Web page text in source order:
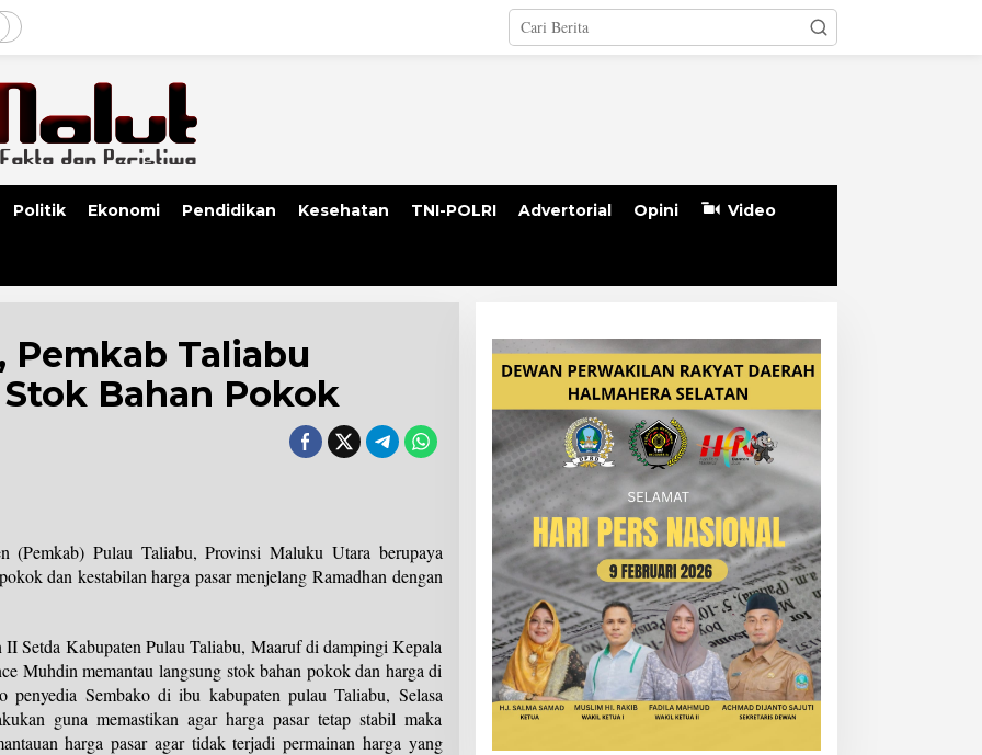
Politik Ekonomi Pendidikan Kesehatan TNI-POLRI Advertorial Opini Video
Pemkab Taliabu
Bahan Pokok
(Pemkab) Pulau Taliabu, Provinsi Maluku Utara berupaya
dan kestabilan harga pasar menjelang Ramadhan dengan
Setda Kabupaten Pulau Taliabu, Maaruf di dampingi Kepala
Muhdin memantau langsung stok bahan pokok dan harga di
penyedia Sembako di ibu kabupaten pulau Taliabu, Selasa
guna memastikan agar harga pasar tetap stabil maka
harga pasar agar tidak terjadi permainan harga yang